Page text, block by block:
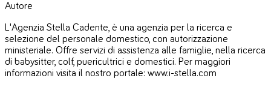
Autore
L'Agenzia Stella Cadente, è una agenzia per la ricerca e
selezione del personale domestico, con autorizzazione
ministeriale. Offre servizi di assistenza alle famiglie, nella ricerca
di babysitter, colf, puericultrici e domestici. Per maggiori
informazioni visita il nostro portale: www.i-stella.com